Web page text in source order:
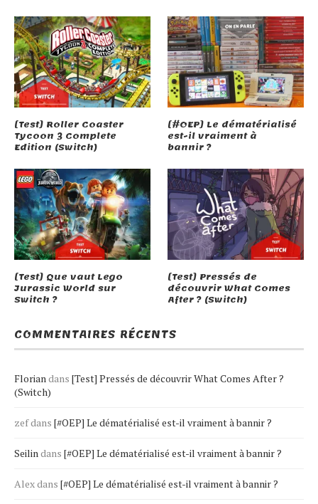
[Test] Roller Coaster
Tycoon 3 Complete
Edition (Switch)
[#OEP] Le dématérialisé
est-il vraiment à
bannir ?
[Test] Que vaut Lego
Jurassic World sur
Switch ?
[Test] Pressés de
découvrir What Comes
After ? (Switch)
COMMENTAIRES RÉCENTS
Floriandans [Test] Pressés de découvrir What Comes After ?
(Switch)
zefdans [#OEP] Le dématérialisé est-il vraiment à bannir ?
Seilindans [#OEP] Le dématérialisé est-il vraiment à bannir ?
Alexdans [#OEP] Le dématérialisé est-il vraiment à bannir ?